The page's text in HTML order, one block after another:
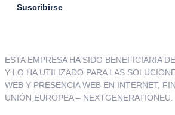
ESTA EMPRESA HA SIDO BENEFICIARIA
Y LO HA UTILIZADO PARA LAS
WEB Y PRESENCIA WEB EN INTERNET,
UNIÓN EUROPEA – NEXTGENERATIONEU.